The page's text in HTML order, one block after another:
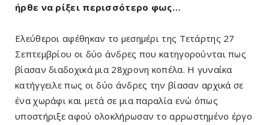
ήρθε να ρίξει περισσότερο φως…
Ελεύθεροι αφέθηκαν το μεσημέρι της Τετάρτης 27
Σεπτεμβρίου οι δύο άνδρες που κατηγορούνται πως
βίασαν διαδοχικά μια 28χρονη κοπέλα. Η γυναίκα
κατήγγειλε πως οι δύο άνδρες την βίασαν αρχικά σε
ένα χωράφι και μετά σε μια παραλία ενώ όπως
υποστήριξε αφού ολοκλήρωσαν το αρρωστημένο έργο